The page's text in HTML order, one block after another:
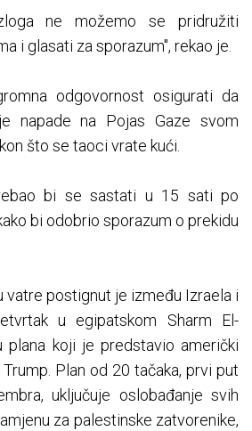
ne možemo se pridružiti
i glasati za sporazum", rekao je.
odgovornost osigurati da
napade na Pojas Gaze svom
što se taoci vrate kući.
bi se sastati u 15 sati po
bi odobrio sporazum o prekidu
vatre postignut je između Izraela i
u egipatskom Sharm El-
plana koji je predstavio američki
Plan od 20 tačaka, prvi put
uključuje oslobađanje svih
za palestinske zatvorenike,